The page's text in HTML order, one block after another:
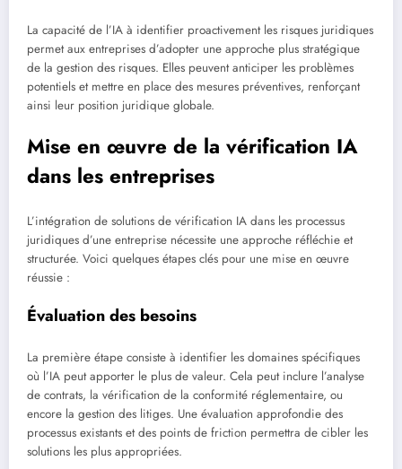
La capacité de l’IA à identifier proactivement les risques juridiques
permet aux entreprises d’adopter une approche plus stratégique
de la gestion des risques. Elles peuvent anticiper les problèmes
potentiels et mettre en place des mesures préventives, renforçant
ainsi leur position juridique globale.
Mise en œuvre de la vérification IA
dans les entreprises
L’intégration de solutions de vérification IA dans les processus
juridiques d’une entreprise nécessite une approche réfléchie et
structurée. Voici quelques étapes clés pour une mise en œuvre
réussie :
Évaluation des besoins
La première étape consiste à identifier les domaines spécifiques
où l’IA peut apporter le plus de valeur. Cela peut inclure l’analyse
de contrats, la vérification de la conformité réglementaire, ou
encore la gestion des litiges. Une évaluation approfondie des
processus existants et des points de friction permettra de cibler les
solutions les plus appropriées.